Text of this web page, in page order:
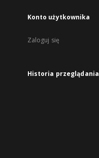
Konto użytkownika
Zaloguj się
Historia przeglądania